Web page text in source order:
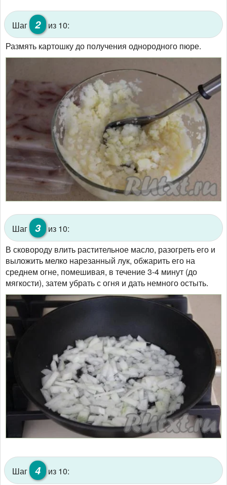
Шаг 2
из 10:
Размять картошку до получения однородного пюре.
Шаг 3
из 10:
В сковороду влить растительное масло, разогреть его и
выложить мелко нарезанный лук, обжарить его на
среднем огне, помешивая, в течение 3-4 минут (до
мягкости), затем убрать с огня и дать немного остыть.
Шаг 4 из 10: